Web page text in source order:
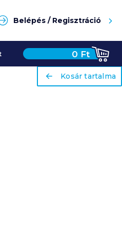
Belépés / Regisztráció
0 Ft
ariaLabel
Kosár tartalma